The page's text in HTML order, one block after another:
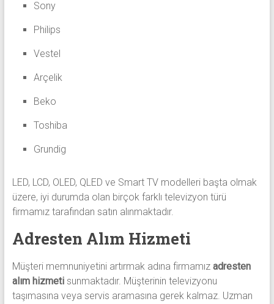
Sony
Philips
Vestel
Arçelik
Beko
Toshiba
Grundig
LED, LCD, OLED, QLED ve Smart TV modelleri başta olmak
üzere, iyi durumda olan birçok farklı televizyon türü
firmamız tarafından satın alınmaktadır.
Adresten Alım Hizmeti
Müşteri memnuniyetini artırmak adına firmamız adresten
alım hizmetisunmaktadır. Müşterinin televizyonu
taşımasına veya servis aramasına gerek kalmaz. Uzman